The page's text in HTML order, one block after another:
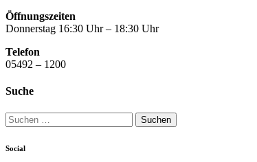
Öffnungszeiten
Donnerstag 16:30 Uhr – 18:30 Uhr
Telefon
05492 – 1200
Suche
Suchen
nach:
Social